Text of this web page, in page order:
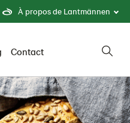
À propos de Lantmännen
Contact